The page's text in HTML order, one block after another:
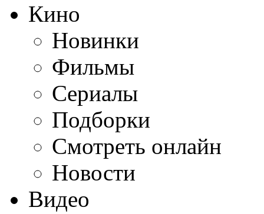
Кино
Новинки
Фильмы
Сериалы
Подборки
Смотреть онлайн
Новости
Видео